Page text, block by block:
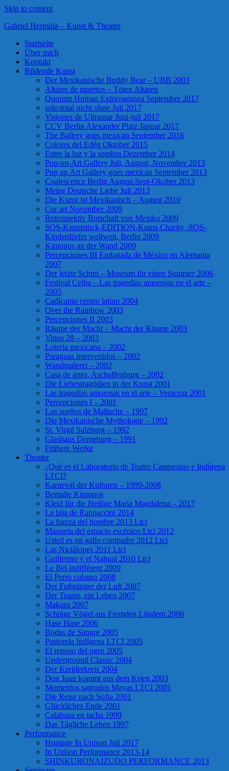
Skip to content
Gabriel Hermida – Kunst & Theater
Startseite
Über mich
Kontakt
Bildende Kunst
Der Mexikanische Buddy Bear – UBB 2003
Altares de muertos – Töten Altaren
Quorum Human Extravaganza September 2017
solo:total nicht ohne Juli 2017
Visiones de Ultramar Juni-juli 2017
CCV Berlin Alexander Platz Januar 2017
The Ballery goes mexican September 2016
Colores del Edén Oktober 2015
Entre la luz y la sombra Dezember 2014
Pop-up-Art Gallery Juli, August, November 2013
Pop up Art Gallery goes mexican September 2013
Coalescence Berlin August-Sept-Okober 2013
Meine Deutsche Liebe Juli 2013
Die Kunst ist Mexikanisch – August 2010
Cor art November 2009
Retrospektiv Botschaft von Mexiko 2009
SOS-Kunststück-EDITION-Kunst-Charity -SOS-
Kinderdörfer weltweit, Berlin 2009
Kimonos an der Wand 2009
Percepciones III Embajada de México en Alemania
2007
Der letzte Schrei – Museum für einen Sommer 2006
Festival Ceiba – Las tragedias amorosas en el arte –
2005
Cadícamo centro latino 2004
Over the Rainbow 2003
Percepciones II 2003
Räume der Macht – Macht der Räume 2003
Vinos 28 – 2003
Loteria mexicana – 2002
Paraguas intervenidos – 2002
Wandmalerei – 2002
Casa de artes, Aschaffenburg – 2002
Die Liebestragödien in der Kunst 2001
Las tragedias amorosas en el arte – Veracruz 2001
Percepciones I – 2001
Los sueños de Malinche – 1997
Die Mexikanische Mythologie – 1992
St. Virgil Salzburg – 1992
Glashaus Derneburg – 1991
Frühere Werke
Theater
¿Qué es el Laboratorio de Teatro Campesino e Indígena
LTCI?
Karneval der Kulturen – 1999-2008
Bemalte Kimonos
Kleid für die Heilige Maria Magdalena – 2017
La hija de Rappaccini 2014
La fuerza del hombre 2013 Ltci
Maqueta del espacio escénico Ltci 2012
Usted es mi gallo compadre 2012 Ltci
Las Nictálopes 2011 Ltci
Guillermo y el Nahual 2010 Ltci
Le Bel indifférent 2009
El Perro cubano 2008
Der Fußgänger der Luft 2007
Der Traum, ein Leben 2007
Makura 2007
Schräge Vögel aus Fremden Ländern 2006
Hase Hase 2006
Bodas de Sangre 2005
Pastorela Indígena LTCI 2005
El reposo del ogro 2005
Underground Classic 2004
Der Kreiderkreis 2004
Don Juan kommt aus dem Krieg 2003
Momentos sagrados Mayas LTCI 2001
Die Reise nach Sofia 2001
Glückliches Ende 2001
Calabaza en tacha 1999
Das Tägliche Leben 1997
Performance
Homage In Unison Juli 2017
In Unison Performance 2013-14
SHINKURONAIZUDO PERFORMANCE 2013